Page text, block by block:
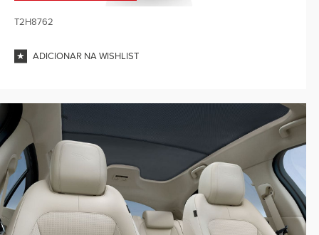
T2H8762
ADICIONAR NA WISHLIST